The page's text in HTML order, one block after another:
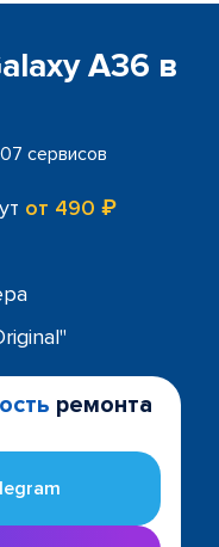
A36 в
сервисов
от 490 ₽
ремонта